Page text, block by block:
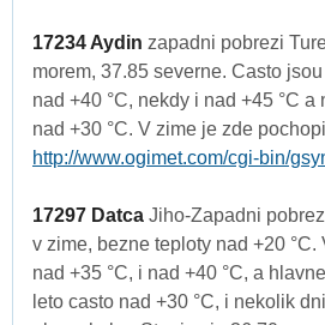
17234 Aydin zapadni pobrezi
morem, 37.85 severne. Casto
nad +40 °C, nekdy i nad +45 °C
nad +30 °C. V zime je zde
http://www.ogimet.com/cgi-bin/
17297 Datca Jiho-Zapadni
v zime, bezne teploty nad +20 °C.
nad +35 °C, i nad +40 °C, a
leto casto nad +30 °C, i nekolik